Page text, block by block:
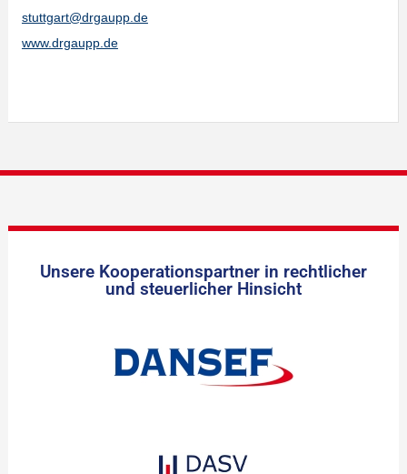
stuttgart@drgaupp.de
www.drgaupp.de
Unsere Kooperationspartner in rechtlicher
und steuerlicher Hinsicht